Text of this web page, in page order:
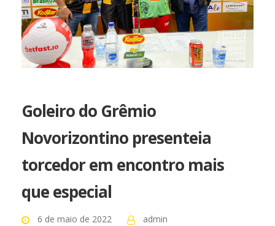
Goleiro do Grêmio
Novorizontino presenteia
torcedor em encontro mais
que especial
6 de maio de 2022
admin